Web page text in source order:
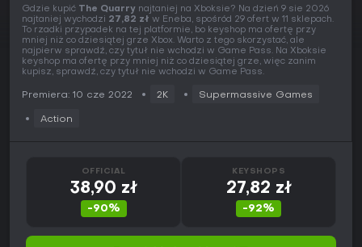
Gdzie kupić The Quarry najtaniej na Xboksie? Na dzień 9 sie 2026
najtaniej wychodzi 27,82 zł w Eneba, spośród 29 ofert w 11 sklepach.
To rzadki przypadek na tej platformie, bo keyshop ma ofertę przy
mniej niż co dziesiątej grze Xbox. Warto z tego skorzystać, ale
najpierw sprawdź, czy tytuł nie wchodzi w Game Pass. Na Xboksie
keyshop ma ofertę przy mniej niż co dziesiątej grze, więc zanim
kupisz, sprawdź, czy tytuł nie wchodzi w Game Pass.
Premiera: 10 cze 2022 2K Supermassive Games
Action
OFFICIAL
38,90 zł
-90%
KEYSHOPS
27,82 zł
-92%